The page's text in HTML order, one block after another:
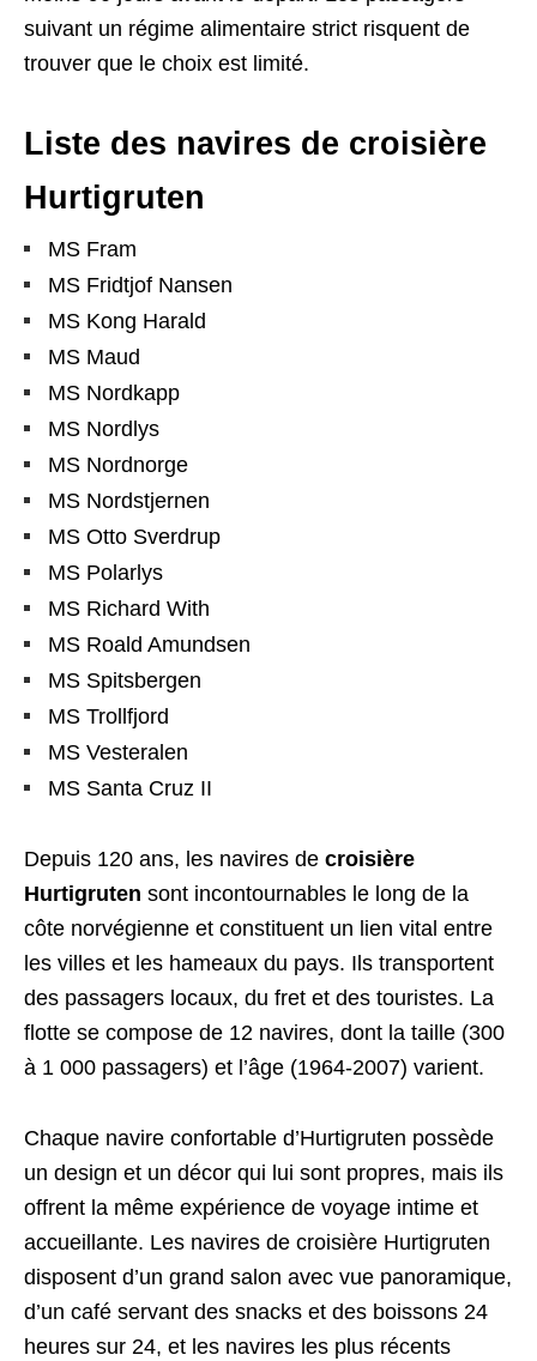
suivant un régime alimentaire strict risquent de
trouver que le choix est limité.
Liste des navires de croisière
Hurtigruten
MS Fram
MS Fridtjof Nansen
MS Kong Harald
MS Maud
MS Nordkapp
MS Nordlys
MS Nordnorge
MS Nordstjernen
MS Otto Sverdrup
MS Polarlys
MS Richard With
MS Roald Amundsen
MS Spitsbergen
MS Trollfjord
MS Vesteralen
MS Santa Cruz II
Depuis 120 ans, les navires de croisière
Hurtigruten sont incontournables le long de la
côte norvégienne et constituent un lien vital entre
les villes et les hameaux du pays. Ils transportent
des passagers locaux, du fret et des touristes. La
flotte se compose de 12 navires, dont la taille (300
à 1 000 passagers) et l’âge (1964-2007) varient.
Chaque navire confortable d’Hurtigruten possède
un design et un décor qui lui sont propres, mais ils
offrent la même expérience de voyage intime et
accueillante. Les navires de croisière Hurtigruten
disposent d’un grand salon avec vue panoramique,
d’un café servant des snacks et des boissons 24
heures sur 24, et les navires les plus récents